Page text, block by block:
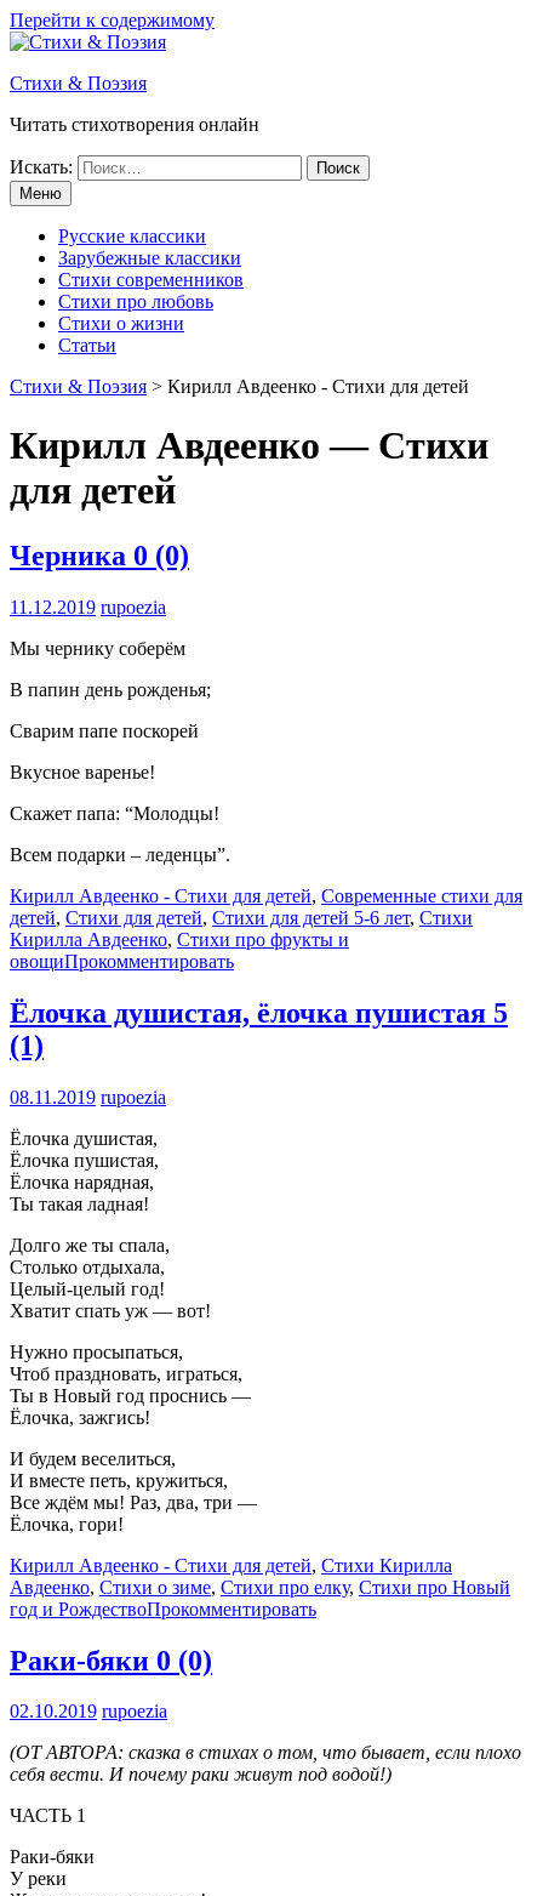
Перейти к содержимому
Стихи & Поэзия
Читать стихотворения онлайн
Искать:
Меню
Русские классики
Зарубежные классики
Стихи современников
Стихи про любовь
Стихи о жизни
Статьи
Стихи & Поэзия > Кирилл Авдеенко - Стихи для детей
Кирилл Авдеенко — Стихи
для детей
Черника 0 (0)
11.12.2019 rupoezia
Мы чернику соберём
В папин день рожденья;
Сварим папе поскорей
Вкусное варенье!
Скажет папа: “Молодцы!
Всем подарки – леденцы”.
Кирилл Авдеенко - Стихи для детей, Современные стихи для
детей, Стихи для детей, Стихи для детей 5-6 лет, Стихи
Кирилла Авдеенко, Стихи про фрукты и
овощиПрокомментировать
Ёлочка душистая, ёлочка пушистая 5
(1)
08.11.2019 rupoezia
Ёлочка душистая,
Ёлочка пушистая,
Ёлочка нарядная,
Ты такая ладная!
Долго же ты спала,
Столько отдыхала,
Целый-целый год!
Хватит спать уж — вот!
Нужно просыпаться,
Чтоб праздновать, играться,
Ты в Новый год проснись —
Ёлочка, зажгись!
И будем веселиться,
И вместе петь, кружиться,
Все ждём мы! Раз, два, три —
Ёлочка, гори!
Кирилл Авдеенко - Стихи для детей, Стихи Кирилла
Авдеенко, Стихи о зиме, Стихи про елку, Стихи про Новый
год и РождествоПрокомментировать
Раки-бяки 0 (0)
02.10.2019 rupoezia
(ОТ АВТОРА: сказка в стихах о том, что бывает, если плохо
себя вести. И почему раки живут под водой!)
ЧАСТЬ 1
Раки-бяки
У реки